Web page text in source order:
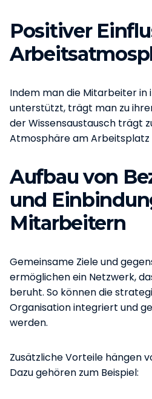
Positiver
Indem man die Mitarbeiter in
unterstützt, trägt man zu
der Wissensaustausch trägt
Atmosphäre am Arbeitsplatz
Aufbau von
und
Mitarbeitern
Gemeinsame Ziele und
ermöglichen ein Netzwerk,
beruht. So können die
Organisation integriert und
werden.
Zusätzliche Vorteile hängen
Dazu gehören zum Beispiel: